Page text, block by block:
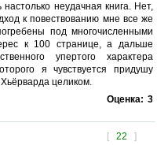
неудачная книга. Нет,
к повествованию мне все же
под многочисленными
к 100 странице, а дальше
упертого характера
я чувствуется придушу
целиком.
Оценка: 3
[ 22 ]